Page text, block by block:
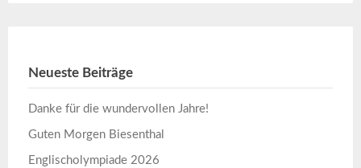
Neueste Beiträge
Danke für die wundervollen Jahre!
Guten Morgen Biesenthal
Englischolympiade 2026